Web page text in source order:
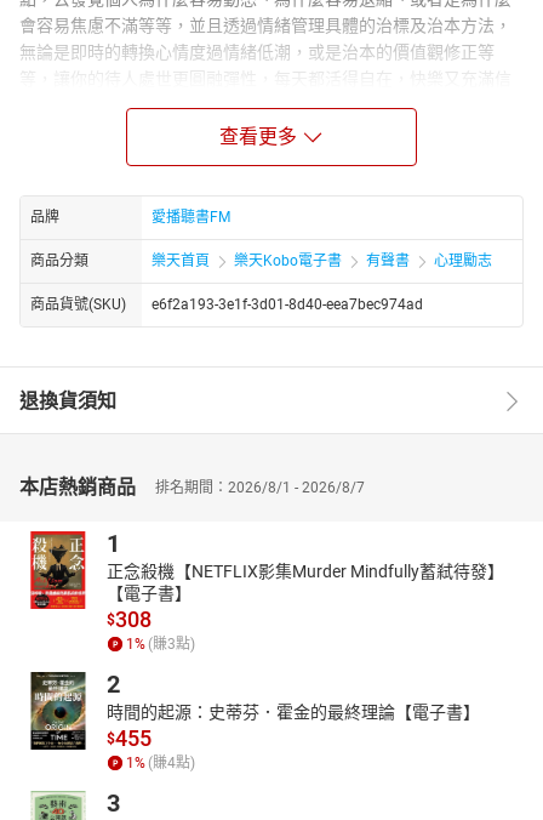
會容易焦慮不滿等等，並且透過情緒管理具體的治標及治本方法，
無論是即時的轉換心情度過情緒低潮，或是治本的價值觀修正等
等，讓你的待人處世更圓融彈性，每天都活得自在，快樂又充滿信
心。講者簡介：吳娟瑜 ．美國印地安拿坡里斯大學應用社會學碩士
．兩性溝通、親子教養專家，喜歡助人 、樂於分享 ．國際演說家，
演說場次超過6000場 ．風趣幽默又深具專業素養，備受電視、廣
學》、《吳娟瑜的婚姻管理學》、《吳娟瑜的女性成長學》、《吳
娟瑜的性愛白皮書》等 ．興趣：看電影、閱讀、寫作、跳街舞、練
肌耐力等 ．座右銘：做對選擇比努力更重要 ．人生目標：把好的影
響分享給更多的人 ．寫作目標：從小喜歡探索人生脈絡，樂意陪伴
讀者尋找生命真諦，並有志一同從初老情懷創造有趣的提昇章節：
祕」現象04跨出依賴，不再自我壓抑05情緒治本妙方06情緒覺察07
學習和自己的情緒相處08正確地調整情緒09從緊張到放鬆10分離的
標準，找到平衡的情緒17改變身體的情緒記憶18想法改變，情緒豁
緒管理22讓愛情過關的EQ23「愛」或「不愛」的EQ評估
查看更多
品牌 愛播聽書FM
商品分類 樂天首頁 樂天Kobo電子書 有聲書 心理勵志
商品貨號(SKU) e6f2a193-3e1f-3d01-8d40-eea7bec974ad
退換貨須知
本店熱銷商品 排名期間：2026/8/1 - 2026/8/7
1
正念殺機【NETFLIX影集Murder Mindfully蓄弒待發】
【電子書】
$308
1 % (賺3點)
2
時間的起源：史蒂芬．霍金的最終理論【電子書】
$455
1 % (賺4點)
3